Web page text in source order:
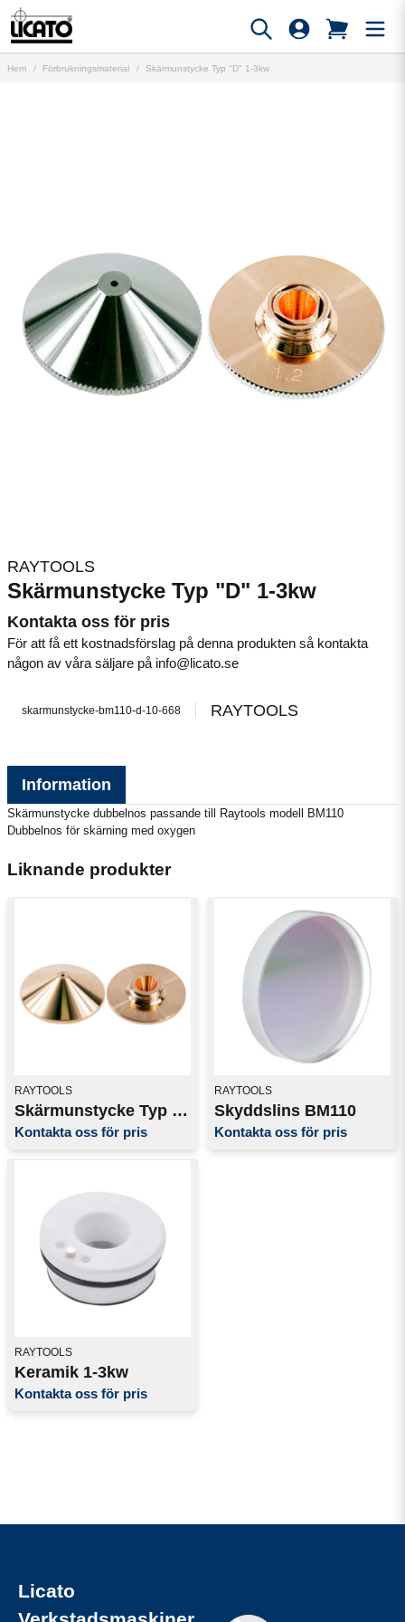
Hem Förbrukningsmaterial Skärmunstycke Typ "D" 1-3kw
RAYTOOLS
Skärmunstycke Typ "D" 1-3kw
Kontakta oss för pris
För att få ett kostnadsförslag på denna produkten så kontakta
någon av våra säljare på info@licato.se
skarmunstycke-bm110-d-10-668 RAYTOOLS
Information
Skärmunstycke dubbelnos passande till Raytools modell BM110
Dubbelnos för skärning med oxygen
Liknande produkter
RAYTOOLS
Skärmunstycke Typ "S" 1-3kw
Kontakta oss för pris
RAYTOOLS
Skyddslins BM110
Kontakta oss för pris
RAYTOOLS
Keramik 1-3kw
Kontakta oss för pris
Licato